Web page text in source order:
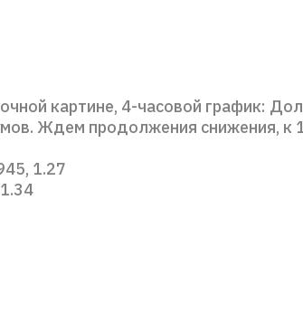
картине, 4-часовой график:
Ждем продолжения снижения, к
1.27